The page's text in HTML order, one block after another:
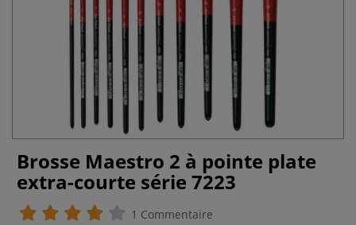
Brosse Maestro 2 à pointe plate
extra-courte série 7223
1 Commentaire